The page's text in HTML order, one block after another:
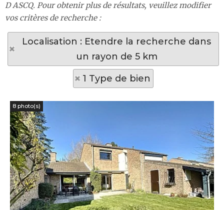
D ASCQ. Pour obtenir plus de résultats, veuillez modifier
vos critères de recherche :
Localisation : Etendre la recherche dans
un rayon de 5 km
1 Type de bien
8 photo(s)